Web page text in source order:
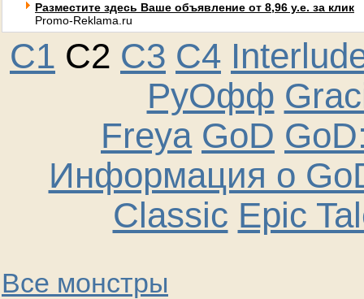
Разместите здесь Ваше объявление от 8,96 у.е. за клик
Promo-Reklama.ru
C1 C2 C3 C4
РуОфф
Freya GoD
Информация о
Classic Epic
Все монстры